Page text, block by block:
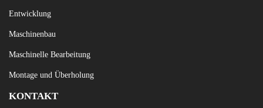
Entwicklung
Maschinenbau
Maschinelle Bearbeitung
Montage und Überholung
KONTAKT